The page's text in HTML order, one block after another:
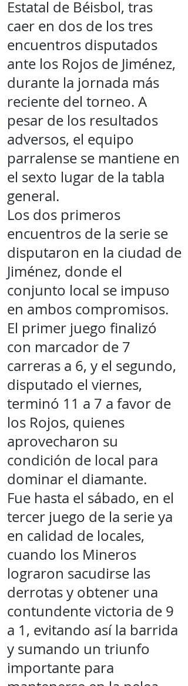
Estatal de Béisbol, tras
caer en dos de los tres
encuentros disputados
ante los Rojos de Jiménez,
durante la jornada más
reciente del torneo. A
pesar de los resultados
adversos, el equipo
parralense se mantiene en
el sexto lugar de la tabla
general.
Los dos primeros
encuentros de la serie se
disputaron en la ciudad de
Jiménez, donde el
conjunto local se impuso
en ambos compromisos.
El primer juego finalizó
con marcador de 7
carreras a 6, y el segundo,
disputado el viernes,
terminó 11 a 7 a favor de
los Rojos, quienes
aprovecharon su
condición de local para
dominar el diamante.
Fue hasta el sábado, en el
tercer juego de la serie ya
en calidad de locales,
cuando los Mineros
lograron sacudirse las
derrotas y obtener una
contundente victoria de 9
a 1, evitando así la barrida
y sumando un triunfo
importante para